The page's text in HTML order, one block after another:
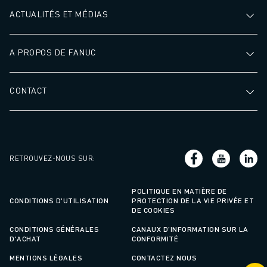
ACTUALITÉS ET MÉDIAS
A PROPOS DE FANUC
CONTACT
RETROUVEZ-NOUS SUR:
CONDITIONS D'UTILISATION
POLITIQUE EN MATIÈRE DE
PROTECTION DE LA VIE PRIVÉE ET
DE COOKIES
CONDITIONS GÉNÉRALES
D'ACHAT
CANAUX D'INFORMATION SUR LA
CONFORMITÉ
MENTIONS LÉGALES CONTACTEZ NOUS